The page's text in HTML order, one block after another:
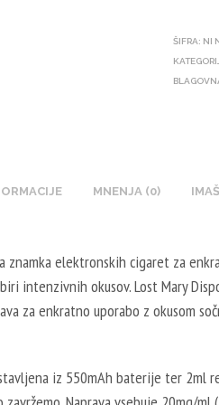
ŠIFRA: NI
MNENJA (0)
znamka elektronskih cigaret za
intenzivnih okusov. Lost Mary
za enkratno uporabo z okusom
iz 550mAh baterije ter 2ml